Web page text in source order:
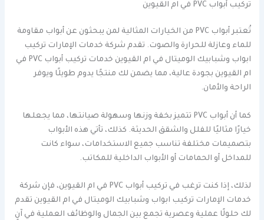
تركيب أبواب PVC في ام القيوين
تُعتبر أبواب PVC من الخيارات المثالية لمن يبحثون عن أبواب مقاومة
للماء وعازلة للحرارة والصوت. تقدم شركة خدمات الإمارات تركيب
ابواب وشبابيك الوميتال في ام القيوين خدمات تركيب أبواب PVC في
ام القيوين بجودة عالية، مما يضمن لك منتجًا يدوم طويلًا ويوفر
الراحة والأمان.
كما أن أبواب PVC تتميز بخفة وزنها وسهولة صيانتها، مما يجعلها
خيارًا مثاليًا للفلل والشقق الحديثة. كذلك، تأتي هذه الأبواب
بتصميمات مختلفة تناسب جميع الاستخدامات، سواء كانت
للمداخل أو الحمامات أو الأبواب الداخلية للمكاتب.
لذلك، إذا كنت ترغب في تركيب أبواب PVC في ام القيوين، فإن شركة
خدمات الإمارات تركيب ابواب وشبابيك الوميتال في ام القيوين تقدم
لك حلولًا عملية وعصرية تجمع بين الجمال والوظائف العملية في آنٍ